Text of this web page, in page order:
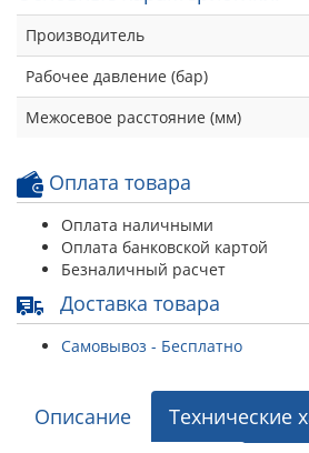
Производитель
Рабочее давление (бар)
Межосевое расстояние (мм)
Оплата товара
Оплата наличными
Оплата банковской картой
Безналичный расчет
Доставка товара
Самовывоз - Бесплатно
Описание
Технические